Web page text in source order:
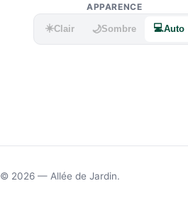
APPARENCE
☀️Clair 🌙Sombre 💻Auto
© 2026 — Allée de Jardin.